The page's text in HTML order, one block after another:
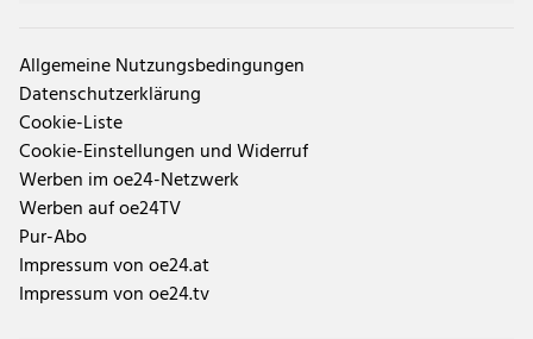
Allgemeine Nutzungsbedingungen
Datenschutzerklärung
Cookie-Liste
Cookie-Einstellungen und Widerruf
Werben im oe24-Netzwerk
Werben auf oe24TV
Pur-Abo
Impressum von oe24.at
Impressum von oe24.tv